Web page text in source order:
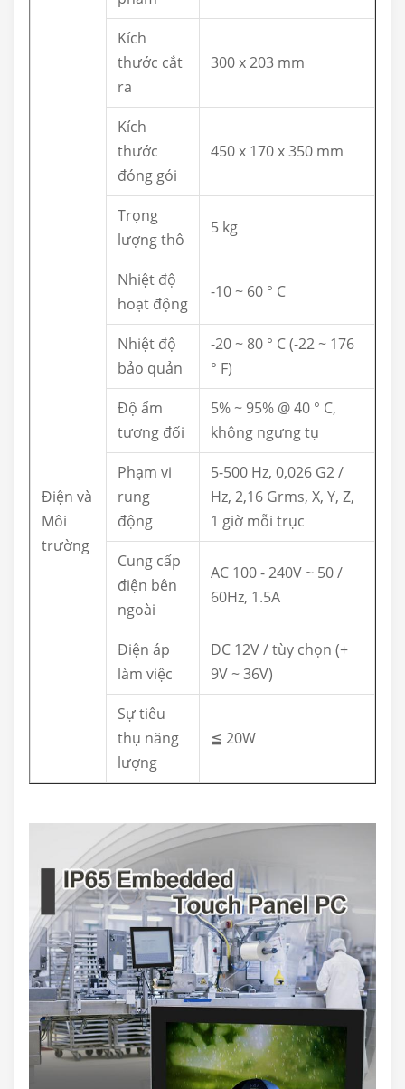
Kích
thước cắt
ra
300 x 203 mm
Kích
thước
đóng gói
450 x 170 x 350 mm
Trọng
lượng thô
5 kg
Điện và
Môi
trường
Nhiệt độ
hoạt động
-10 ~ 60 ° C
Nhiệt độ
bảo quản
-20 ~ 80 ° C (-22 ~ 176
° F)
Độ ẩm
tương đối
5% ~ 95% @ 40 ° C,
không ngưng tụ
Phạm vi
rung
động
5-500 Hz, 0,026 G2 /
Hz, 2,16 Grms, X, Y, Z,
1 giờ mỗi trục
Cung cấp
điện bên
ngoài
AC 100 - 240V ~ 50 /
60Hz, 1.5A
Điện áp
làm việc
DC 12V / tùy chọn (+
9V ~ 36V)
Sự tiêu
thụ năng
lượng
≦ 20W